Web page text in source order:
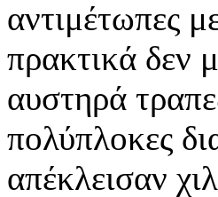
αντιμέτωπες
πρακτικά δεν
αυστηρά
πολύπλοκες
απέκλεισαν